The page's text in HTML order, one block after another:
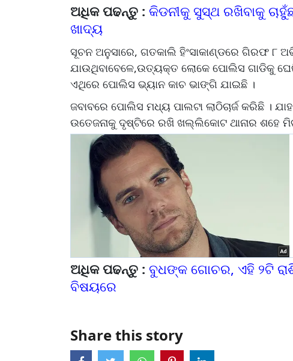
ଅଧିକ ପଢନ୍ତୁ : କିଡନୀକୁ ସୁସ୍ଥ ରଖିବାକୁ
ଖାଦ୍ୟ
ସୂଚନ ଅନୁସାରେ, ଗତକାଲି ହିଂସାକାଣ୍ଡରେ ଗିରଫ ୮
ଯାଉଥିବାବେଳେ,ଉତ୍ୟକ୍ତ ଲୋକେ ପୋଲିସ ଗାଡିକୁ
ଏଥିରେ ପୋଲିସ ଭ୍ୟାନ କାଚ ଭାଙ୍ଗି ଯାଇଛି ।
ଜବାବରେ ପୋଲିସ ମଧ୍ୟ ପାଲଟା ଲାଠିଚାର୍ଜ କରିଛି ।
ଉତେଜନାକୁ ଦୃଷ୍ଟିରେ ରଖି ଖଲ୍ଲିକୋଟ ଥାନାର ଶହେ
ଅଧିକ ପଢନ୍ତୁ : ବୁଧଙ୍କ ଗୋଚର, ଏହି ୨ଟି
ବିଷୟରେ
Share this story